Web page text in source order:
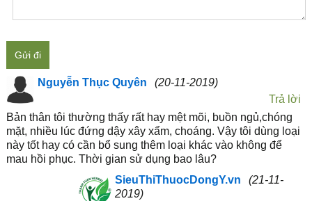
Gửi đi
Nguyễn Thục Quyên
(20-11-2019)
Trả lời
Bản thân tôi thường thấy rất hay mệt mõi, buồn ngủ,chóng
mặt, nhiều lúc đứng dậy xây xẩm, choáng. Vậy tôi dùng loại
này tốt hay có cần bổ sung thêm loại khác vào không để
mau hồi phục. Thời gian sử dụng bao lâu?
SieuThiThuocDongY.vn
(21-11-
2019)